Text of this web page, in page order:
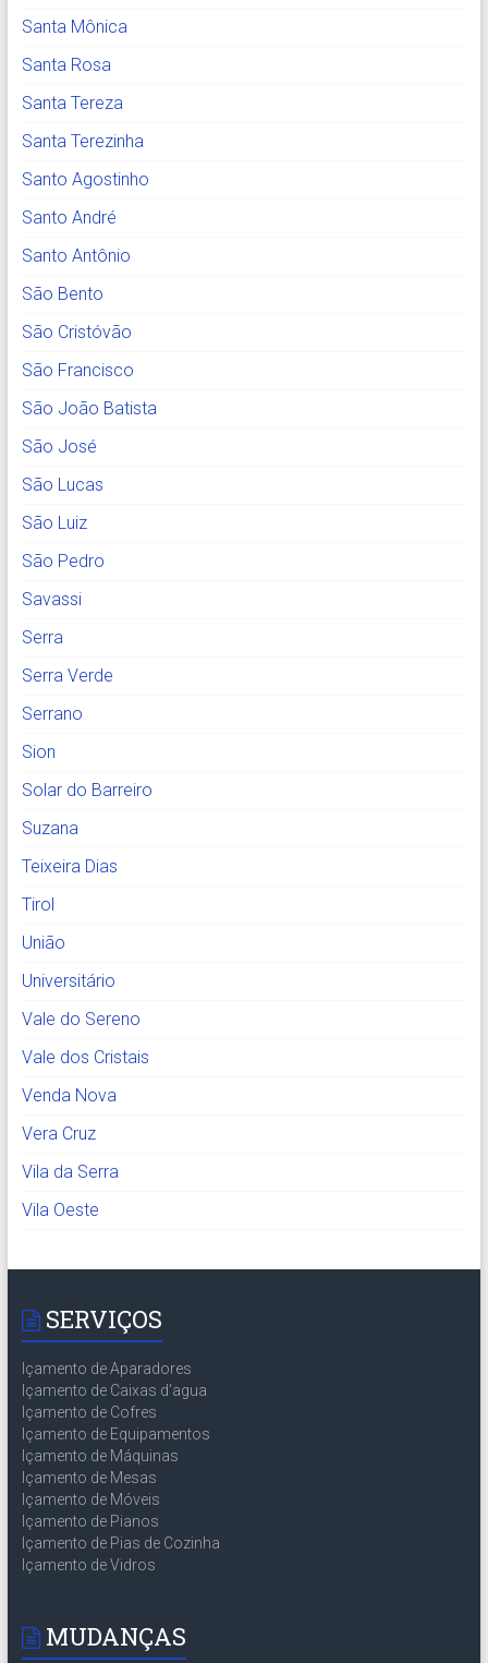
Santa Mônica
Santa Rosa
Santa Tereza
Santa Terezinha
Santo Agostinho
Santo André
Santo Antônio
São Bento
São Cristóvão
São Francisco
São João Batista
São José
São Lucas
São Luiz
São Pedro
Savassi
Serra
Serra Verde
Serrano
Sion
Solar do Barreiro
Suzana
Teixeira Dias
Tirol
União
Universitário
Vale do Sereno
Vale dos Cristais
Venda Nova
Vera Cruz
Vila da Serra
Vila Oeste
SERVIÇOS
Içamento de Aparadores
Içamento de Caixas d’agua
Içamento de Cofres
Içamento de Equipamentos
Içamento de Máquinas
Içamento de Mesas
Içamento de Móveis
Içamento de Pianos
Içamento de Pias de Cozinha
Içamento de Vidros
MUDANÇAS